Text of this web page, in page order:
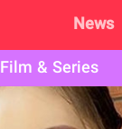
News
Film & Series